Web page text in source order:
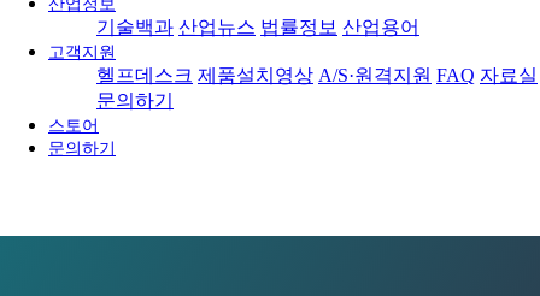
산업정보
기술백과 산업뉴스 법률정보 산업용어
고객지원
헬프데스크 제품설치영상 A/S·원격지원 FAQ 자료실
문의하기
스토어
문의하기